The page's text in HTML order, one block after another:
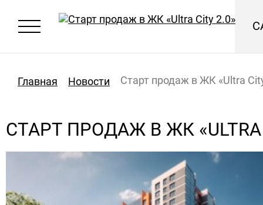
Главная Новости Старт продаж в ЖК «Ultra
СТАРТ ПРОДАЖ В ЖК «ULTRA